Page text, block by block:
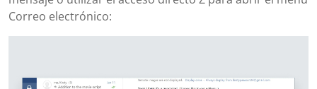
Correo electrónico: